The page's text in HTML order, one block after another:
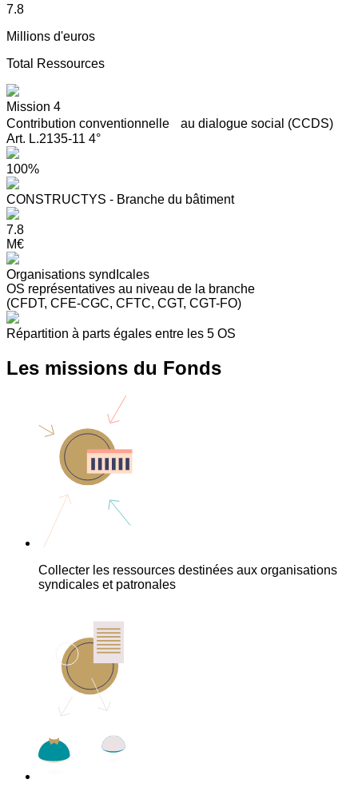
7.8
Millions d'euros
Total Ressources
Mission 4
Contribution conventionnelle au dialogue social (CCDS)
Art. L.2135-11 4°
100%
CONSTRUCTYS - Branche du bâtiment
7.8
M€
Organisations syndIcales
OS représentatives au niveau de la branche
(CFDT, CFE-CGC, CFTC, CGT, CGT-FO)
Répartition à parts égales entre les 5 OS
Les missions du Fonds
Collecter les ressources destinées aux organisations
syndicales et patronales